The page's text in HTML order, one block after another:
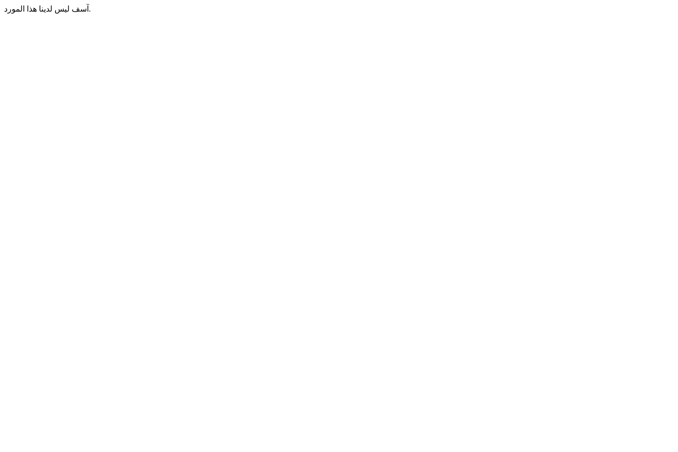
آسف ليس لدينا هذا المورد.